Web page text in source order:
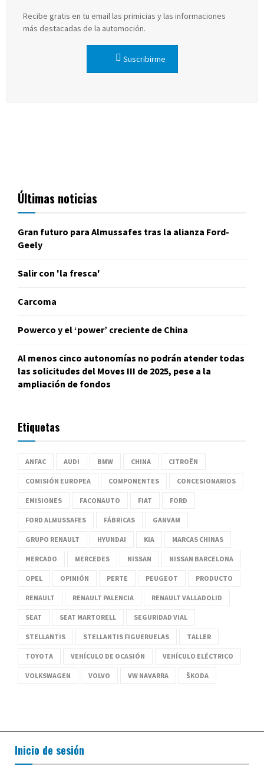
Recibe gratis en tu email las primicias y las informaciones
más destacadas de la automoción.
Suscribirme
Últimas noticias
Gran futuro para Almussafes tras la alianza Ford-
Geely
Salir con 'la fresca'
Carcoma
Powerco y el ‘power’ creciente de China
Al menos cinco autonomías no podrán atender todas
las solicitudes del Moves III de 2025, pese a la
ampliación de fondos
Etiquetas
ANFAC AUDI BMW CHINA CITROËN
COMISIÓN EUROPEA COMPONENTES CONCESIONARIOS
EMISIONES FACONAUTO FIAT FORD
FORD ALMUSSAFES FÁBRICAS GANVAM
GRUPO RENAULT HYUNDAI KIA MARCAS CHINAS
MERCADO MERCEDES NISSAN NISSAN BARCELONA
OPEL OPINIÓN PERTE PEUGEOT PRODUCTO
RENAULT RENAULT PALENCIA RENAULT VALLADOLID
SEAT SEAT MARTORELL SEGURIDAD VIAL
STELLANTIS STELLANTIS FIGUERUELAS TALLER
TOYOTA VEHÍCULO DE OCASIÓN VEHÍCULO ELÉCTRICO
VOLKSWAGEN VOLVO VW NAVARRA ŠKODA
Inicio de sesión